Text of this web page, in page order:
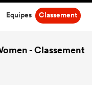
Equipes Classement
- Classement